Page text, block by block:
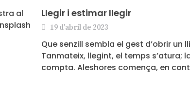
Llegir i estimar llegir
19 d'abril de 2023
Que senzill sembla el gest d’obrir un
Tanmateix, llegint, el temps s’atura;
compta. Aleshores comença, en